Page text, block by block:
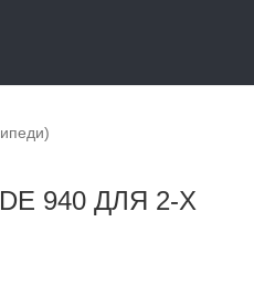
940 ДЛЯ 2-Х